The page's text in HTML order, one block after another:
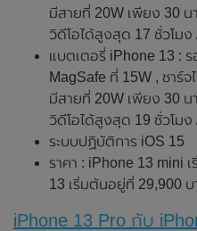
มีสายที่ 20W เพียง 30 น
วิดีโอได้สูงสุด 17 ชั่วโม
แบตเตอรี่ iPhone 13 : ร
MagSafe ที่ 15W , ชาร์
มีสายที่ 20W เพียง 30 น
วิดีโอได้สูงสุด 19 ชั่วโม
ระบบปฏิบัติการ iOS 15
ราคา : iPhone 13 mini
13 เริ่มต้นอยู่ที่ 29,900 บ
iPhone 13 Pro กับ